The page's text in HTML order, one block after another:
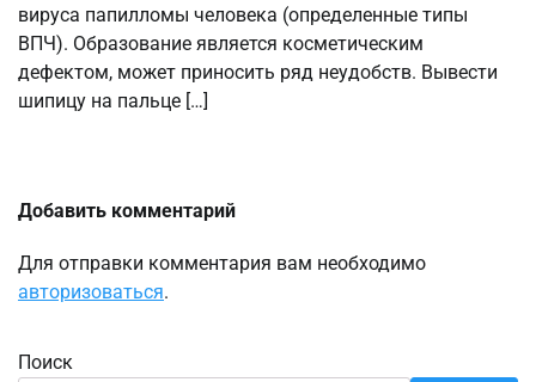
вируса папилломы человека (определенные типы
ВПЧ). Образование является косметическим
дефектом, может приносить ряд неудобств. Вывести
шипицу на пальце […]
Добавить комментарий
Для отправки комментария вам необходимо
авторизоваться.
Поиск